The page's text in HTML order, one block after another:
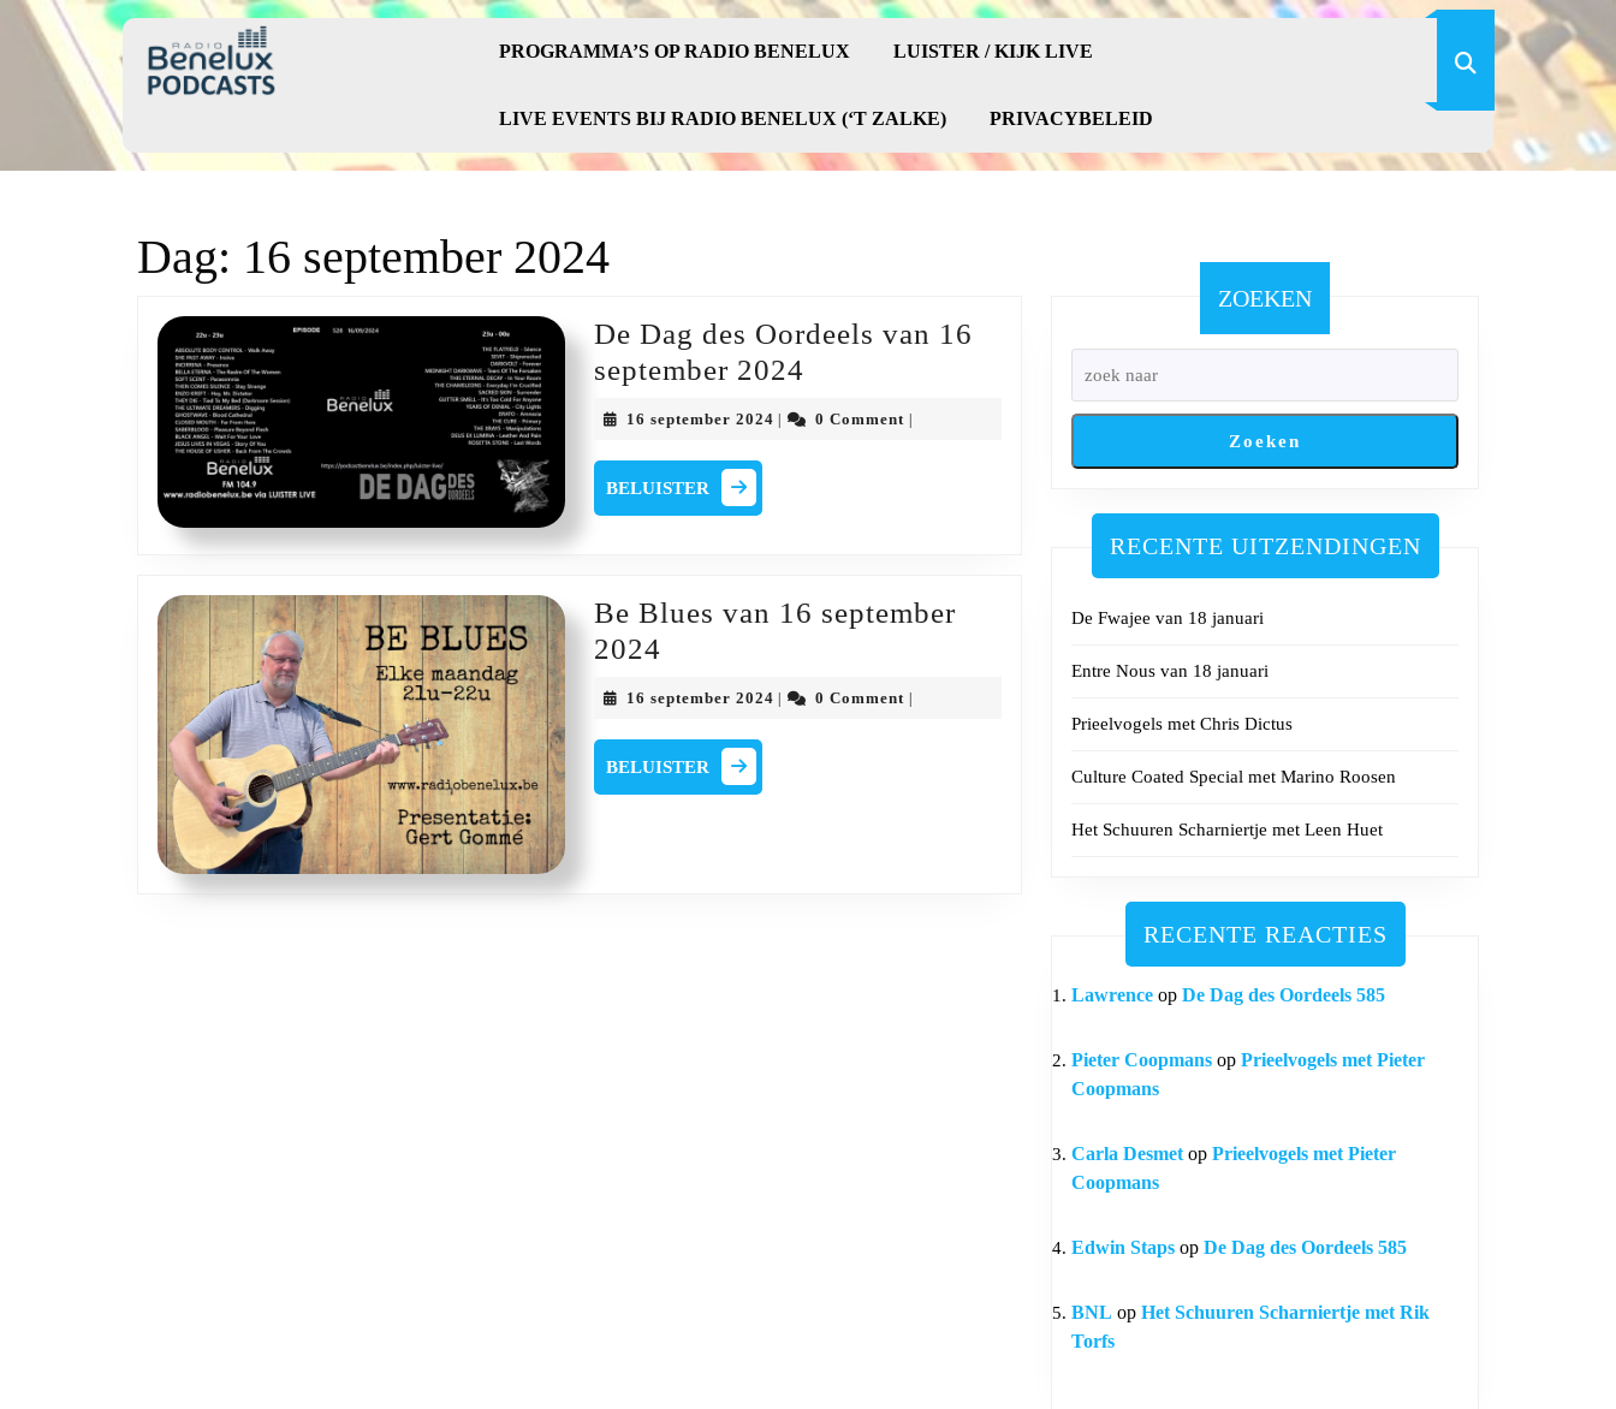
Skip
PROGRAMMA’S OP RADIO BENELUX LUISTER / KIJK LIVE
LIVE EVENTS BIJ RADIO BENELUX (‘T ZALKE) PRIVACYBELEID
Dag: 16 september 2024
De Dag des Oordeels van 16
september 2024
2024
16 september 2024 16
0 Comment
BELUISTER
Be Blues van 16 september
2024
16
september
16 september 2024 16
0 Comment
BELUISTER
ZOEKEN
Zoeken
RECENTE UITZENDINGEN
De Fwajee van 18 januari
Entre Nous van 18 januari
Prieelvogels met Chris Dictus
Culture Coated Special met Marino Roosen
Het Schuuren Scharniertje met Leen Huet
RECENTE REACTIES
Lawrence op De Dag des Oordeels 585
Pieter Coopmans op Prieelvogels met Pieter
Coopmans
Carla Desmet op Prieelvogels met Pieter
Coopmans
Edwin Staps op De Dag des Oordeels 585
BNL op Het Schuuren Scharniertje met Rik
Torfs